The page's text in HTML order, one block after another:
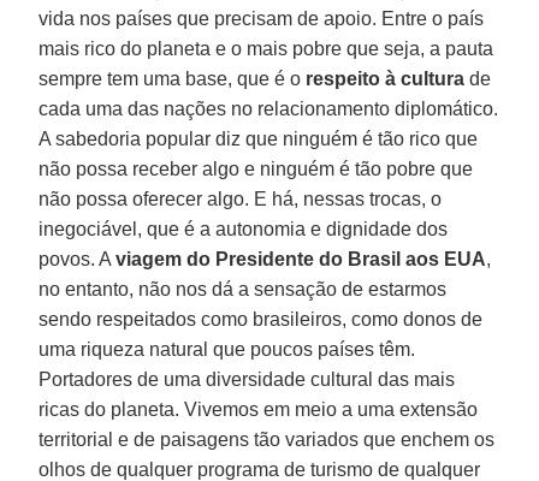
vida nos países que precisam de apoio. Entre o país
mais rico do planeta e o mais pobre que seja, a pauta
sempre tem uma base, que é o respeito à cultura de
cada uma das nações no relacionamento diplomático.
A sabedoria popular diz que ninguém é tão rico que
não possa receber algo e ninguém é tão pobre que
não possa oferecer algo. E há, nessas trocas, o
inegociável, que é a autonomia e dignidade dos
povos. Aviagem do Presidente do Brasil aos EUA,
no entanto, não nos dá a sensação de estarmos
sendo respeitados como brasileiros, como donos de
uma riqueza natural que poucos países têm.
Portadores de uma diversidade cultural das mais
ricas do planeta. Vivemos em meio a uma extensão
territorial e de paisagens tão variados que enchem os
olhos de qualquer programa de turismo de qualquer